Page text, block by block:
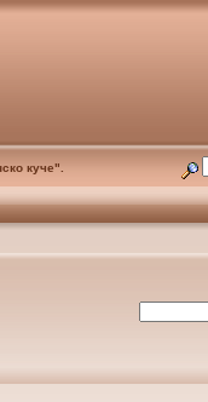
куче".